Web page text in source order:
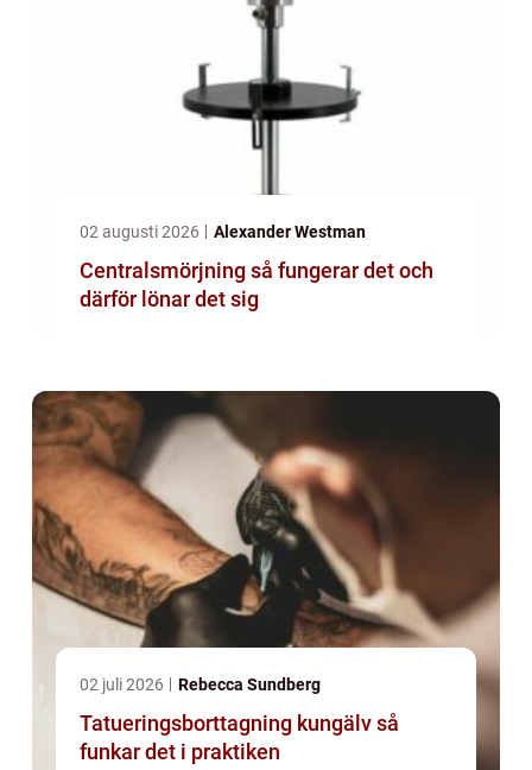
02 augusti 2026 Alexander Westman
Centralsmörjning så fungerar det och
därför lönar det sig
02 juli 2026 Rebecca Sundberg
Tatueringsborttagning kungälv så
funkar det i praktiken